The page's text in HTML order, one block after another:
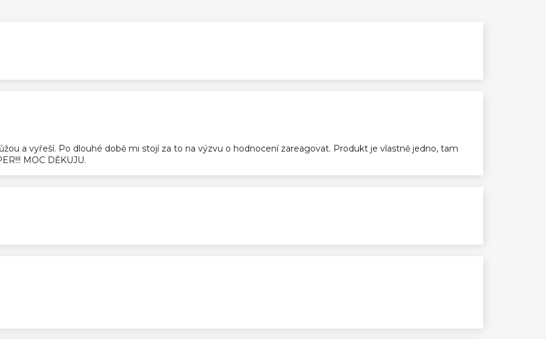
a vyřeší. Po dlouhé době mi stojí za to na výzvu o hodnocení zareagovat. Produkt je vlastně jedno, tam
MOC DĚKUJU.